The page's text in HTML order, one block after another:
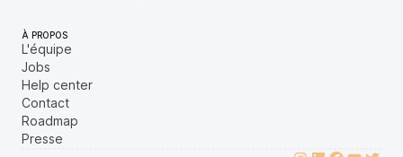
À PROPOS
L'équipe
Jobs
Help center
Contact
Roadmap
Presse